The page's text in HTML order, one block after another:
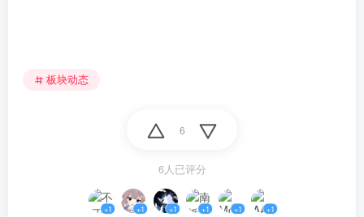
板块动态
6
6人已评分
+1 +1 +1 +1 +1 +1